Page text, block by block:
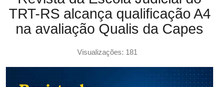
TRT-RS alcança qualificação A4
na avaliação Qualis da Capes
Visualizações: 181